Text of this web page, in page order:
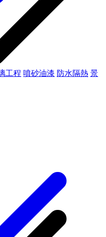
工程 噴砂油漆 防水隔熱 景